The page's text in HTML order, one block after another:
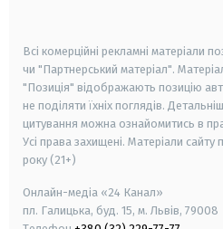
Всі комерційні рекламні матеріали
чи "Партнерський матеріал".
"Позиція" відображають позицію
не поділяти їхніх поглядів.
цитування можна ознайомитись в
Усі права захищені. Матеріали сайту
року (21+)
Онлайн-медіа «24 Канал»
пл. Галицька, буд. 15, м. Львів, 79008